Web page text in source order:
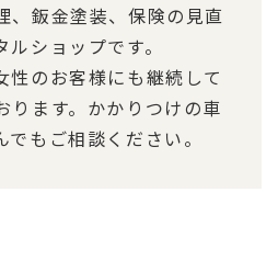
、鈑金塗装、保険の見直
ショップです。
性のお客様にも継続して
ります。かかりつけの車
もご相談ください。